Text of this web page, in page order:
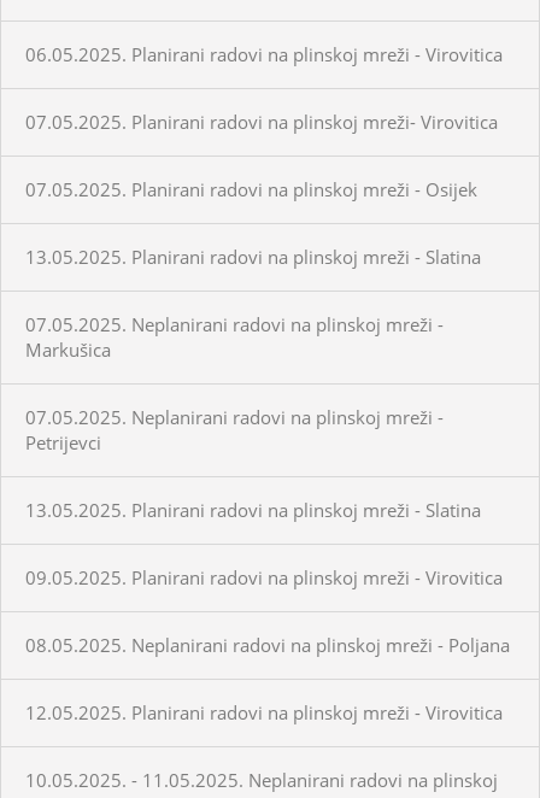
06.05.2025. Planirani radovi na plinskoj mreži - Virovitica
07.05.2025. Planirani radovi na plinskoj mreži- Virovitica
07.05.2025. Planirani radovi na plinskoj mreži - Osijek
13.05.2025. Planirani radovi na plinskoj mreži - Slatina
07.05.2025. Neplanirani radovi na plinskoj mreži -
Markušica
07.05.2025. Neplanirani radovi na plinskoj mreži -
Petrijevci
13.05.2025. Planirani radovi na plinskoj mreži - Slatina
09.05.2025. Planirani radovi na plinskoj mreži - Virovitica
08.05.2025. Neplanirani radovi na plinskoj mreži - Poljana
12.05.2025. Planirani radovi na plinskoj mreži - Virovitica
10.05.2025. - 11.05.2025. Neplanirani radovi na plinskoj